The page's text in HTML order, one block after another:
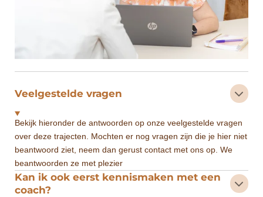
Veelgestelde vragen
Bekijk hieronder de antwoorden op onze veelgestelde vragen
over deze trajecten. Mochten er nog vragen zijn die je hier niet
beantwoord ziet, neem dan gerust contact met ons op. We
beantwoorden ze met plezier
Kan ik ook eerst kennismaken met een
coach?